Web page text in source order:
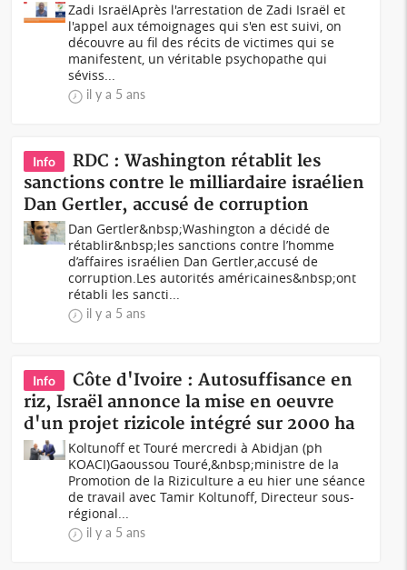
Zadi IsraëlAprès l'arrestation de Zadi Israël et
l'appel aux témoignages qui s'en est suivi, on
découvre au fil des récits de victimes qui se
manifestent, un véritable psychopathe qui
séviss...
il y a 5 ans
Info
RDC : Washington rétablit les
sanctions contre le milliardaire israélien
Dan Gertler, accusé de corruption
Dan Gertler&nbsp;Washington a décidé de
rétablir&nbsp;les sanctions contre l’homme
d’affaires israélien Dan Gertler,accusé de
corruption.Les autorités américaines&nbsp;ont
rétabli les sancti...
il y a 5 ans
Info
Côte d'Ivoire : Autosuffisance en
riz, Israël annonce la mise en oeuvre
d'un projet rizicole intégré sur 2000 ha
Koltunoff et Touré mercredi à Abidjan (ph
KOACI)Gaoussou Touré,&nbsp;ministre de la
Promotion de la Riziculture a eu hier une séance
de travail avec Tamir Koltunoff, Directeur sous-
régional...
il y a 5 ans